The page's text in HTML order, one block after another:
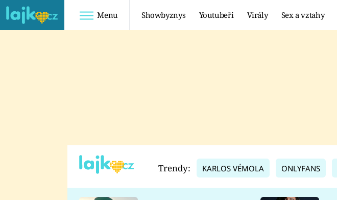
Menu Showbyznys Youtubeři Virály Sex a vztahy
TADEÁŠ KUBĚNKA
DATEL
Trendy: KARLOS VÉMOLA ONLYFANS